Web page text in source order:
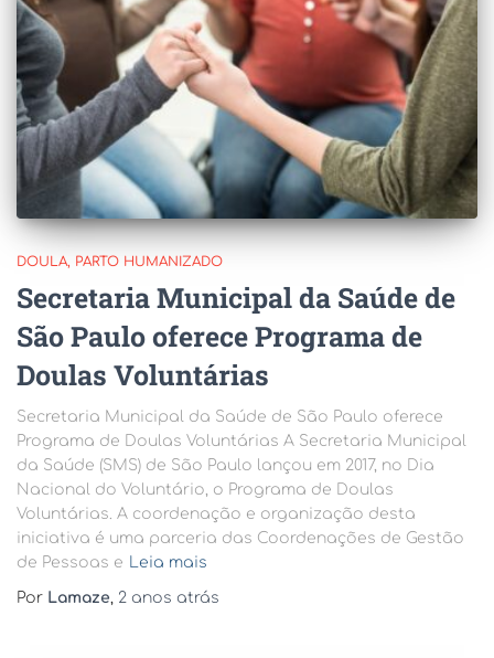
DOULA PARTO HUMANIZADO
Secretaria Municipal da Saúde de
São Paulo oferece Programa de
Doulas Voluntárias
Secretaria Municipal da Saúde de São Paulo oferece
Programa de Doulas Voluntárias A Secretaria Municipal
da Saúde (SMS) de São Paulo lançou em 2017, no Dia
Nacional do Voluntário, o Programa de Doulas
Voluntárias. A coordenação e organização desta
iniciativa é uma parceria das Coordenações de Gestão
de Pessoas e
Leia mais
Por Lamaze, 2 anos atrás